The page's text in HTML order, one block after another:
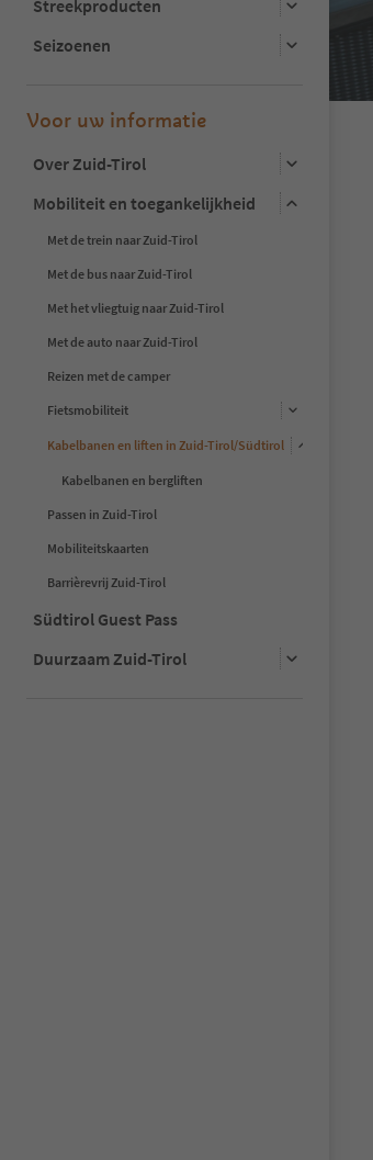
Streekproducten
Seizoenen
Voor uw informatie
Over Zuid-Tirol
Mobiliteit en toegankelijkheid
Met de trein naar Zuid-Tirol
Met de bus naar Zuid-Tirol
Met het vliegtuig naar Zuid-Tirol
Met de auto naar Zuid-Tirol
Reizen met de camper
Fietsmobiliteit
Kabelbanen en liften in Zuid-Tirol/Südtirol
Kabelbanen en bergliften
Passen in Zuid-Tirol
Mobiliteitskaarten
Barrièrevrij Zuid-Tirol
Südtirol Guest Pass
Duurzaam Zuid-Tirol